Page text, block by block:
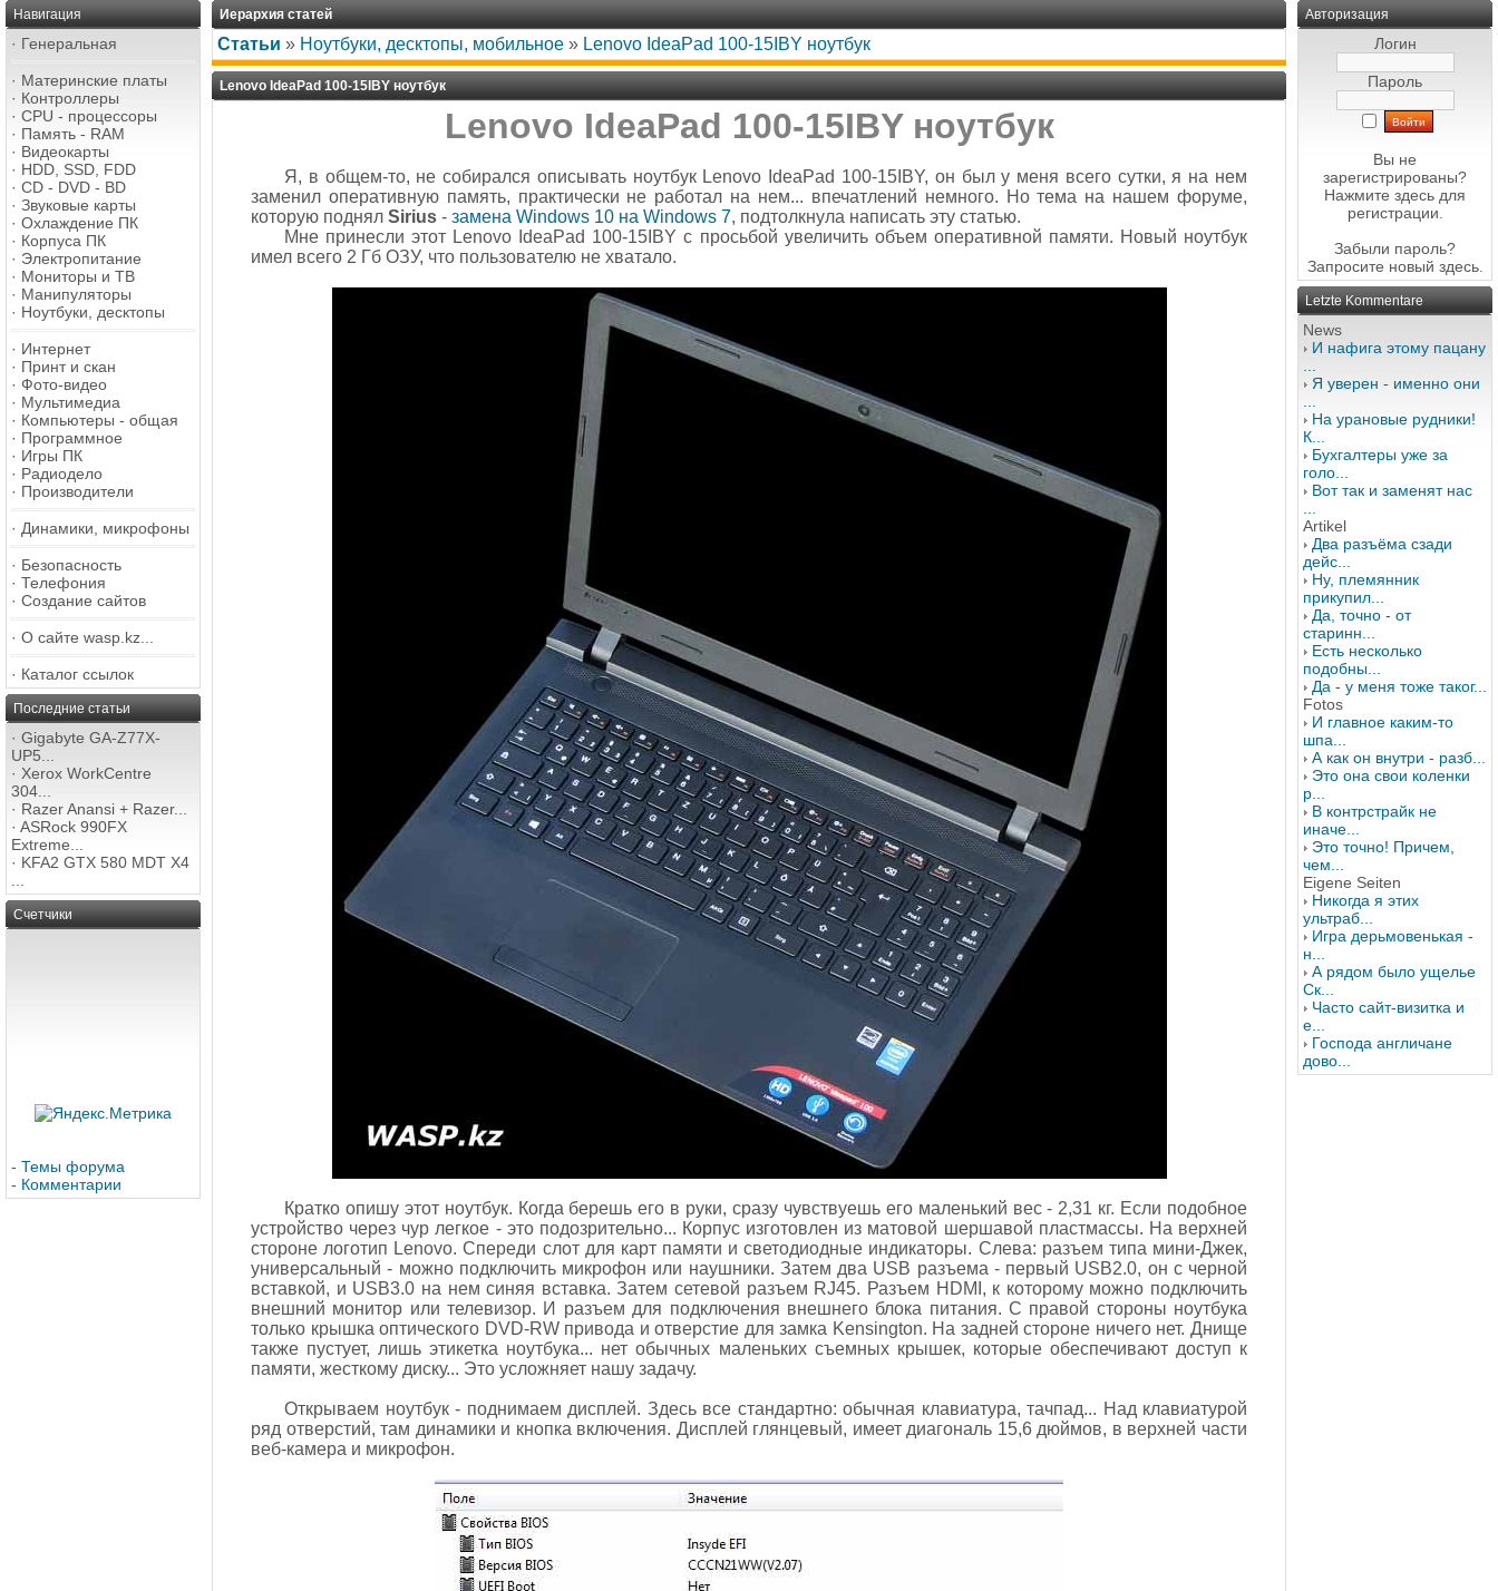
Навигация
· Генеральная
· Материнские платы
· Контроллеры
· CPU - процессоры
· Память - RAM
· Видеокарты
· HDD, SSD, FDD
· CD - DVD - BD
· Звуковые карты
· Охлаждение ПК
· Корпуса ПК
· Электропитание
· Мониторы и ТВ
· Манипуляторы
· Ноутбуки, десктопы
· Интернет
· Принт и скан
· Фото-видео
· Мультимедиа
· Компьютеры - общая
· Программное
· Игры ПК
· Радиодело
· Производители
· Динамики, микрофоны
· Безопасность
· Телефония
· Создание сайтов
· О сайте wasp.kz...
· Каталог ссылок
Последние статьи
· Gigabyte GA-Z77X-
UP5...
· Xerox WorkCentre
304...
· Razer Anansi + Razer...
· ASRock 990FX
Extreme...
· KFA2 GTX 580 MDT X4
Счетчики
- Темы форума
- Комментарии
Иерархия статей
Статьи » Ноутбуки, десктопы, мобильное » Lenovo IdeaPad 100-15IBY ноутбук
Lenovo IdeaPad 100-15IBY ноутбук
Lenovo IdeaPad 100-15IBY ноутбук
Я, в общем-то, не собирался описывать ноутбук Lenovo IdeaPad 100-15IBY, он был у меня всего сутки, я на нем
заменил оперативную память, практически не работал на нем... впечатлений немного. Но тема на нашем форуме,
которую поднял Sirius - замена Windows 10 на Windows 7, подтолкнула написать эту статью.
Мне принесли этот Lenovo IdeaPad 100-15IBY с просьбой увеличить объем оперативной памяти. Новый ноутбук
имел всего 2 Гб ОЗУ, что пользователю не хватало.
Кратко опишу этот ноутбук. Когда берешь его в руки, сразу чувствуешь его маленький вес - 2,31 кг. Если подобное
устройство через чур легкое - это подозрительно... Корпус изготовлен из матовой шершавой пластмассы. На верхней
стороне логотип Lenovo. Спереди слот для карт памяти и светодиодные индикаторы. Слева: разъем типа мини-Джек,
универсальный - можно подключить микрофон или наушники. Затем два USB разъема - первый USB2.0, он с черной
вставкой, и USB3.0 на нем синяя вставка. Затем сетевой разъем RJ45. Разъем HDMI, к которому можно подключить
внешний монитор или телевизор. И разъем для подключения внешнего блока питания. С правой стороны ноутбука
только крышка оптического DVD-RW привода и отверстие для замка Kensington. На задней стороне ничего нет. Днище
также пустует, лишь этикетка ноутбука... нет обычных маленьких съемных крышек, которые обеспечивают доступ к
памяти, жесткому диску... Это усложняет нашу задачу.
Открываем ноутбук - поднимаем дисплей. Здесь все стандартно: обычная клавиатура, тачпад... Над клавиатурой
ряд отверстий, там динамики и кнопка включения. Дисплей глянцевый, имеет диагональ 15,6 дюймов, в верхней части
веб-камера и микрофон.
Авторизация
Логин
Пароль
Вы не
зарегистрированы?
Нажмите здесь для
регистрации.
Забыли пароль?
Запросите новый здесь.
Letzte Kommentare
News
И нафига этому пацану
Я уверен - именно они
На урановые рудники!
К...
Бухгалтеры уже за
голо...
Вот так и заменят нас
Artikel
Два разъёма сзади
дейс...
Ну, племянник
прикупил...
Да, точно - от
старинн...
Есть несколько
подобны...
Да - у меня тоже таког...
Fotos
И главное каким-то
шпа...
А как он внутри - разб...
Это она свои коленки
р...
В контрстрайк не
иначе...
Это точно! Причем,
чем...
Eigene Seiten
Никогда я этих
ультраб...
Игра дерьмовенькая -
н...
А рядом было ущелье
Ск...
Часто сайт-визитка и
е...
Господа англичане
дово...